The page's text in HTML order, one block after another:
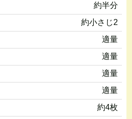
約半分
約小さじ2
適量
適量
適量
適量
約4枚